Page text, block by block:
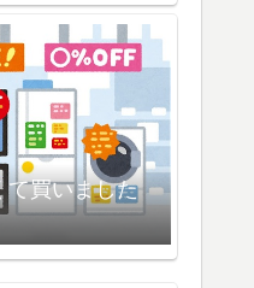
て買いました